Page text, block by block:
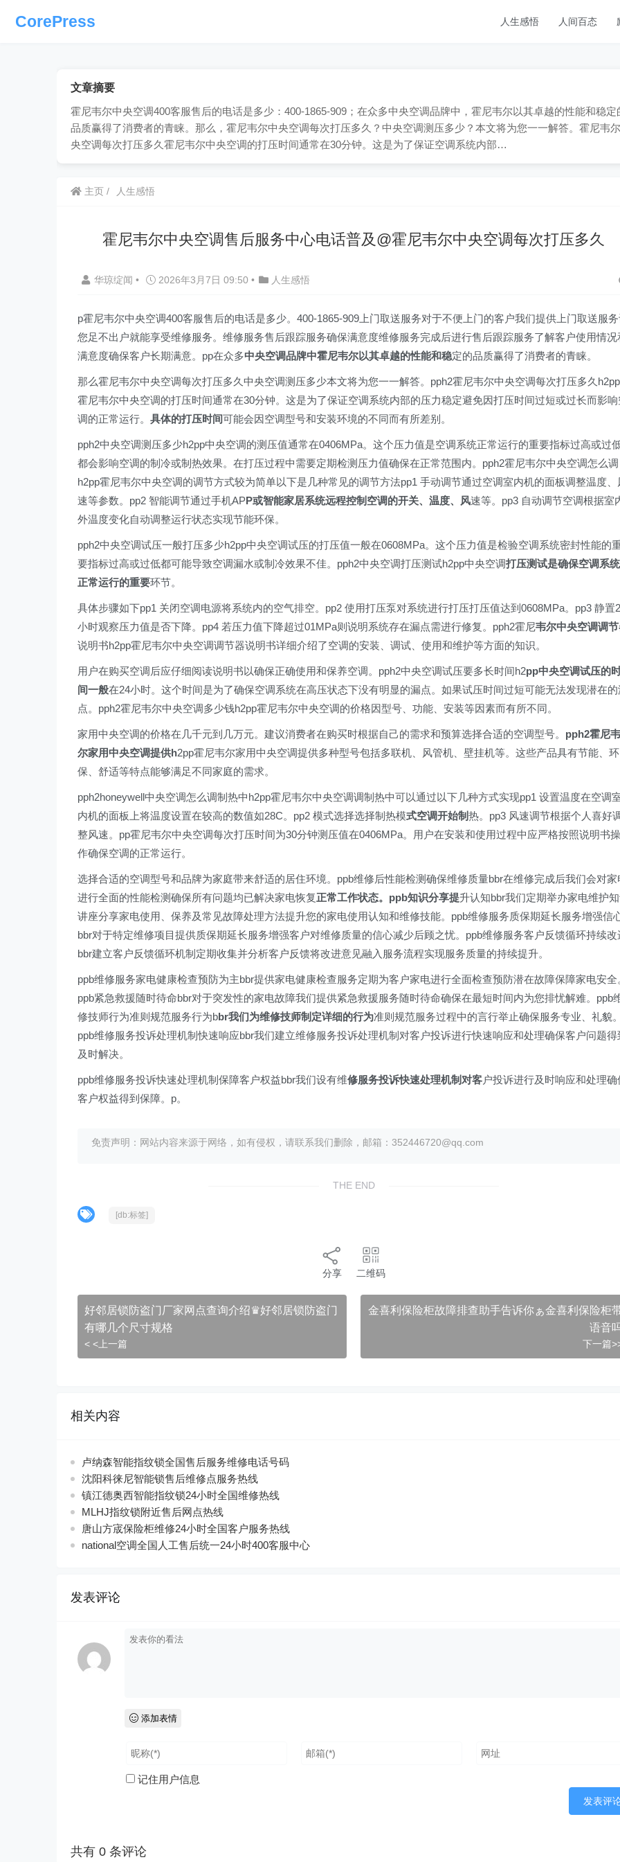
CorePress 人生感悟 人间百态
文章摘要
霍尼韦尔中央空调400客服售后的电话是多少：400-1865-909；在众多中央空调品牌中，霍尼韦尔以其卓越的性能和稳定
品质赢得了消费者的青睐。那么，霍尼韦尔中央空调每次打压多久？中央空调测压多少？本文将为您一一解答。霍尼韦
央空调每次打压多久霍尼韦尔中央空调的打压时间通常在30分钟。这是为了保证空调系统内部…
主页 人生感悟
霍尼韦尔中央空调售后服务中心电话普及@霍尼韦尔中央空调每次打压多久
华琼绽闻 • 2026年3月7日 09:50 • 人生感悟
p霍尼韦尔中央空调400客服售后的电话是多少。400-1865-909上门取送服务对于不便上门的客户我们提供上门取送服务
您足不出户就能享受维修服务。维修服务售后跟踪服务确保满意度维修服务完成后进行售后跟踪服务了解客户使用情况
满意度确保客户长期满意。pp在众多中央空调品牌中霍尼韦尔以其卓越的性能和稳定的品质赢得了消费者的青睐。
那么霍尼韦尔中央空调每次打压多久中央空调测压多少本文将为您一一解答。pph2霍尼韦尔中央空调每次打压多久h2pp
霍尼韦尔中央空调的打压时间通常在30分钟。这是为了保证空调系统内部的压力稳定避免因打压时间过短或过长而影响
调的正常运行。 具体的打压时间可能会因空调型号和安装环境的不同而有所差别。
pph2中央空调测压多少h2pp中央空调的测压值通常在0406MPa。这个压力值是空调系统正常运行的重要指标过高或过
都会影响空调的制冷或制热效果。在打压过程中需要定期检测压力值确保在正常范围内。pph2霍尼韦尔中央空调怎么调
h2pp霍尼韦尔中央空调的调节方式较为简单以下是几种常见的调节方法pp1 手动调节通过空调室内机的面板调整温度、
速等参数。pp2 智能调节通过手机APP或智能家居系统远程控制空调的开关、温度、风速等。pp3 自动调节空调根据室
外温度变化自动调整运行状态实现节能环保。
pph2中央空调试压一般打压多少h2pp中央空调试压的打压值一般在0608MPa。这个压力值是检验空调系统密封性能的
要指标过高或过低都可能导致空调漏水或制冷效果不佳。pph2中央空调打压测试h2pp中央空调打压测试是确保空调系统
正常运行的重要环节。
具体步骤如下pp1 关闭空调电源将系统内的空气排空。pp2 使用打压泵对系统进行打压打压值达到0608MPa。pp3 静置
小时观察压力值是否下降。pp4 若压力值下降超过01MPa则说明系统存在漏点需进行修复。pph2霍尼韦尔中央空调调
说明书h2pp霍尼韦尔中央空调调节器说明书详细介绍了空调的安装、调试、使用和维护等方面的知识。
用户在购买空调后应仔细阅读说明书以确保正确使用和保养空调。pph2中央空调试压要多长时间h2pp中央空调试压的
间一般在24小时。这个时间是为了确保空调系统在高压状态下没有明显的漏点。如果试压时间过短可能无法发现潜在的
点。pph2霍尼韦尔中央空调多少钱h2pp霍尼韦尔中央空调的价格因型号、功能、安装等因素而有所不同。
家用中央空调的价格在几千元到几万元。建议消费者在购买时根据自己的需求和预算选择合适的空调型号。 pph2霍尼韦
尔家用中央空调提供h2pp霍尼韦尔家用中央空调提供多种型号包括多联机、风管机、壁挂机等。这些产品具有节能、环
保、舒适等特点能够满足不同家庭的需求。
pph2honeywell中央空调怎么调制热中h2pp霍尼韦尔中央空调调制热中可以通过以下几种方式实现pp1 设置温度在空调
内机的面板上将温度设置在较高的数值如28C。pp2 模式选择选择制热模式空调开始制热。pp3 风速调节根据个人喜好
整风速。pp霍尼韦尔中央空调每次打压时间为30分钟测压值在0406MPa。用户在安装和使用过程中应严格按照说明书操
作确保空调的正常运行。
选择合适的空调型号和品牌为家庭带来舒适的居住环境。ppb维修后性能检测确保维修质量bbr在维修完成后我们会对家
进行全面的性能检测确保所有问题均已解决家电恢复正常工作状态。ppb知识分享提升认知bbr我们定期举办家电维护
讲座分享家电使用、保养及常见故障处理方法提升您的家电使用认知和维修技能。ppb维修服务质保期延长服务增强信
bbr对于特定维修项目提供质保期延长服务增强客户对维修质量的信心减少后顾之忧。ppb维修服务客户反馈循环持续改
bbr建立客户反馈循环机制定期收集并分析客户反馈将改进意见融入服务流程实现服务质量的持续提升。
ppb维修服务家电健康检查预防为主bbr提供家电健康检查服务定期为客户家电进行全面检查预防潜在故障保障家电安全
ppb紧急救援随时待命bbr对于突发性的家电故障我们提供紧急救援服务随时待命确保在最短时间内为您排忧解难。ppb
修技师行为准则规范服务行为bbr我们为维修技师制定详细的行为准则规范服务过程中的言行举止确保服务专业、礼貌。
ppb维修服务投诉处理机制快速响应bbr我们建立维修服务投诉处理机制对客户投诉进行快速响应和处理确保客户问题得
及时解决。
ppb维修服务投诉快速处理机制保障客户权益bbr我们设有维修服务投诉快速处理机制对客户投诉进行及时响应和处理确
客户权益得到保障。p。
免责声明：网站内容来源于网络，如有侵权，请联系我们删除，邮箱：352446720@qq.com
THE END
[db:标签]
分享 二维码
好邻居锁防盗门厂家网点查询介绍♛好邻居锁防盗门
有哪几个尺寸规格
< <上一篇
金喜利保险柜故障排查助手告诉你ぁ金喜利保险柜
语音
下一篇
相关内容
卢纳森智能指纹锁全国售后服务维修电话号码
沈阳科徕尼智能锁售后维修点服务热线
镇江德奥西智能指纹锁24小时全国维修热线
MLHJ指纹锁附近售后网点热线
唐山方宬保险柜维修24小时全国客户服务热线
national空调全国人工售后统一24小时400客服中心
发表评论
添加表情
记住用户信息
共有 0 条评论